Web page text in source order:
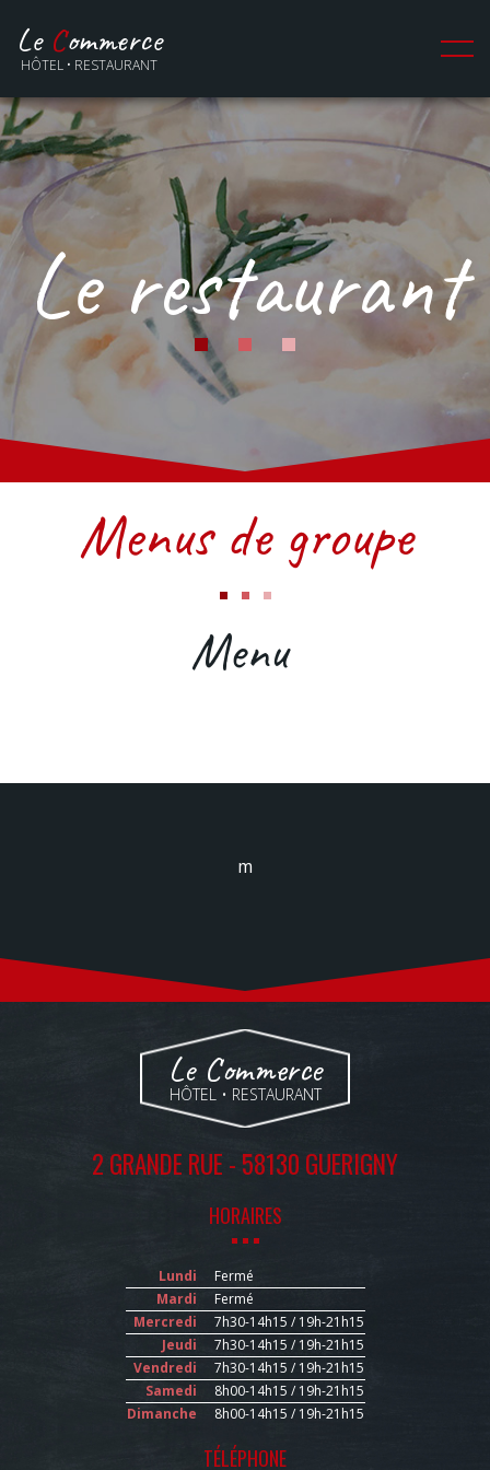
Le Commerce
HÔTEL • RESTAURANT
Le restaurant
Menus de groupe
Menu
m
Le Commerce
HÔTEL • RESTAURANT
2 GRANDE RUE - 58130 GUERIGNY
HORAIRES
Lundi
Fermé
Mardi
Fermé
Mercredi
7h30-14h15 / 19h-21h15
Jeudi
7h30-14h15 / 19h-21h15
Vendredi
7h30-14h15 / 19h-21h15
Samedi
8h00-14h15 / 19h-21h15
Dimanche
8h00-14h15 / 19h-21h15
TÉLÉPHONE